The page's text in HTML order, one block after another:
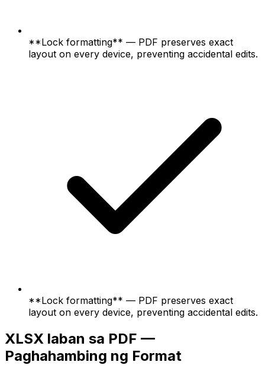
**Lock formatting** — PDF preserves exact
layout on every device, preventing accidental edits.
**Lock formatting** — PDF preserves exact
layout on every device, preventing accidental edits.
XLSX laban sa PDF —
Paghahambing ng Format